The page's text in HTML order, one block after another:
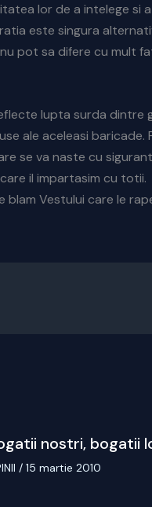
lor de a intelege si
este singura
pot sa difere cu mult
lupta surda dintre
ale aceleasi baricade.
se va naste cu
il impartasim cu totii.
Vestului care le
nostri, bogatii
/ 15 martie 2010